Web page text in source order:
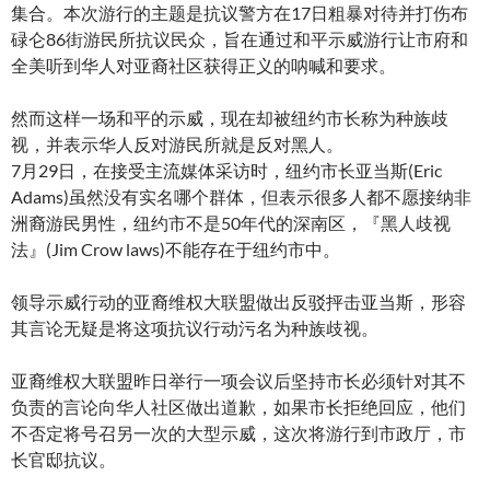
集合。本次游行的主题是抗议警方在17日粗暴对待并打伤布
碌仑86街游民所抗议民众，旨在通过和平示威游行让市府和
全美听到华人对亚裔社区获得正义的呐喊和要求。
然而这样一场和平的示威，现在却被纽约市长称为种族歧
视，并表示华人反对游民所就是反对黑人。
7月29日，在接受主流媒体采访时，纽约市长亚当斯(Eric
Adams)虽然没有实名哪个群体，但表示很多人都不愿接纳非
洲裔游民男性，纽约市不是50年代的深南区，『黑人歧视
法』(Jim Crow laws)不能存在于纽约市中。
领导示威行动的亚裔维权大联盟做出反驳抨击亚当斯，形容
其言论无疑是将这项抗议行动污名为种族歧视。
亚裔维权大联盟昨日举行一项会议后坚持市长必须针对其不
负责的言论向华人社区做出道歉，如果市长拒绝回应，他们
不否定将号召另一次的大型示威，这次将游行到市政厅，市
长官邸抗议。